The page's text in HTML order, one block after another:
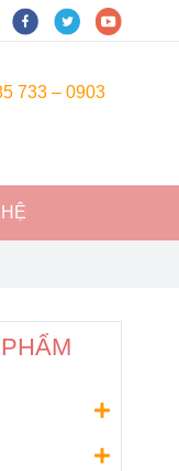
733 – 0903
HỆ